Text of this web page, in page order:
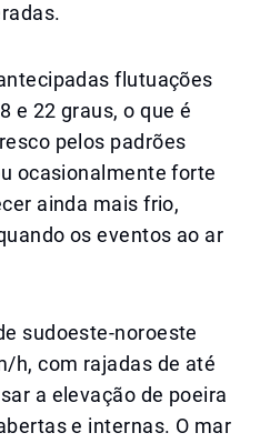
flutuações
e 22 graus, o que é
pelos padrões
ocasionalmente forte
ainda mais frio,
os eventos ao ar
sudoeste-noroeste
h, com rajadas de até
a elevação de poeira
e internas. O mar